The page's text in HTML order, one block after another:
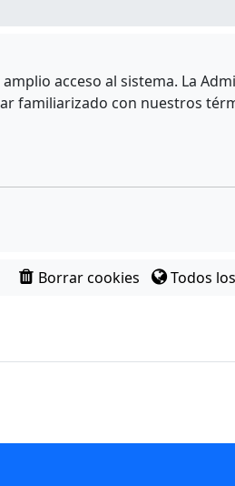
acceso al sistema. La
familiarizado con nuestros
Borrar cookies Todos